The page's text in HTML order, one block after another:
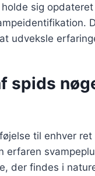
sig
udveksle
spids
til enhver
erfaren
der findes i